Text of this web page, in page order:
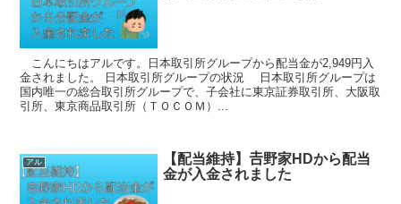
こんにちはアルです。日本取引所グループから配当金が2,949円入
金されました。 日本取引所グループの状況 日本取引所グループは
国内唯一の総合取引所グループで、子会社に東京証券取引所、大阪取
引所、東京商品取引所（ＴＯＣＯＭ）...
アル
【配当維持】𠮷野家HDから配当
金が入金されました